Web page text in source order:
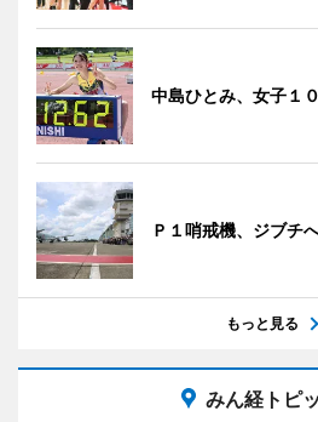
中島ひとみ、女子１
Ｐ１哨戒機、ジブチ
もっと見る
みん経トピ